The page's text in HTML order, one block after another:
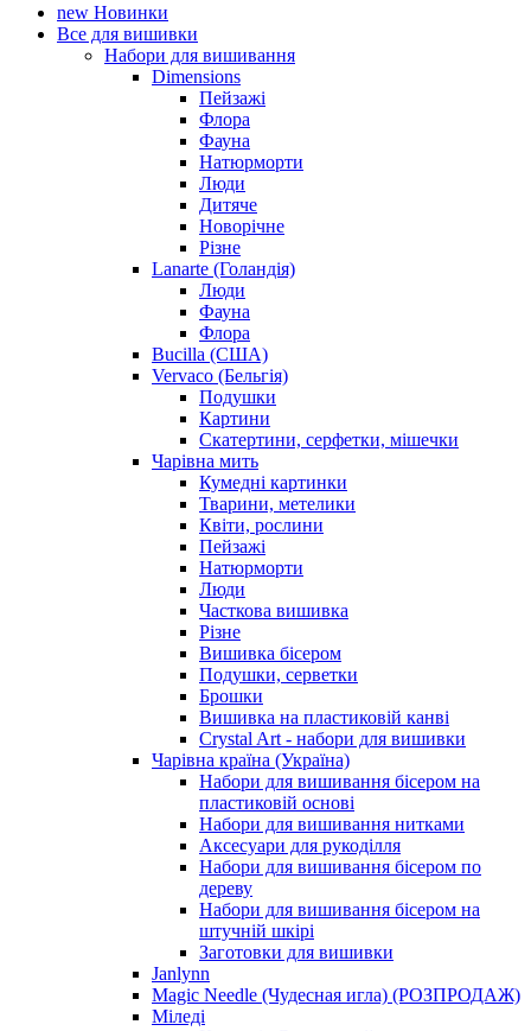
new Новинки
Все для вишивки
Набори для вишивання
Dimensions
Пейзажі
Флора
Фауна
Натюрморти
Люди
Дитяче
Новорічне
Різне
Lanarte (Голандія)
Люди
Фауна
Флора
Bucilla (США)
Vervaco (Бельгія)
Подушки
Картини
Скатертини, серфетки, мішечки
Чарiвна мить
Кумедні картинки
Тварини, метелики
Квіти, рослини
Пейзажі
Натюрморти
Люди
Часткова вишивка
Різне
Вишивка бісером
Подушки, серветки
Брошки
Вишивка на пластиковій канві
Crystal Art - набори для вишивки
Чарівна країна (Україна)
Набори для вишивання бісером на
пластиковій основі
Набори для вишивання нитками
Аксесуари для рукоділля
Набори для вишивання бісером по
дереву
Набори для вишивання бісером на
штучній шкірі
Заготовки для вишивки
Janlynn
Magic Needle (Чудесная игла) (РОЗПРОДАЖ)
Міледі